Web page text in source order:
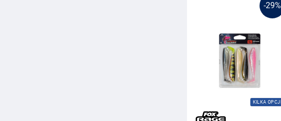
-29%
KILKA OPCJI